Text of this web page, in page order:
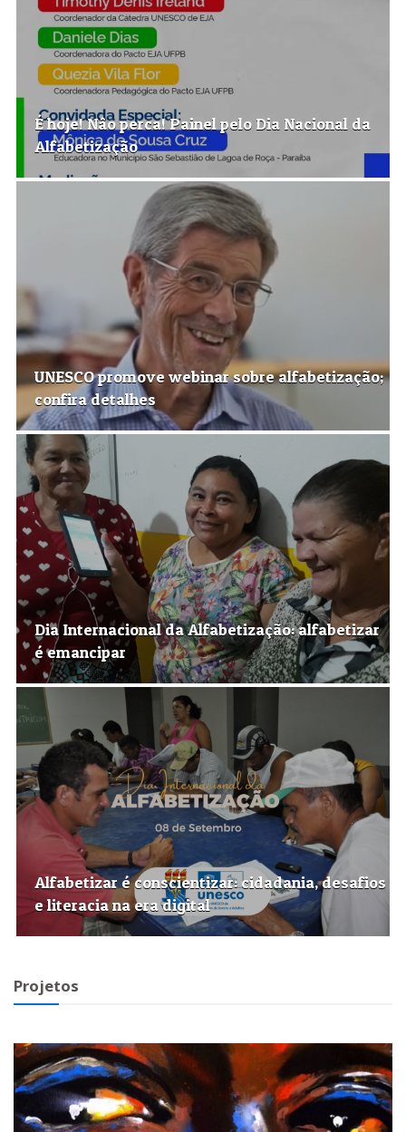
É hoje! Nâo perca! Painel pelo Dia Nacional da
Alfabetização
UNESCO promove webinar sobre alfabetização;
confira detalhes
Dia Internacional da Alfabetização: alfabetizar
é emancipar
Alfabetizar é conscientizar: cidadania, desafios
e literacia na era digital
Projetos